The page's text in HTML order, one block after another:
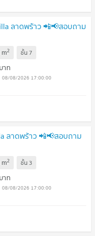
ลาดพร้าว 📲📢สอบถาม
m2 ชั้น 7
บาท
08/08/2026 17:00:00
ลาดพร้าว 📲📢สอบถาม
m2 ชั้น 3
บาท
08/08/2026 17:00:00